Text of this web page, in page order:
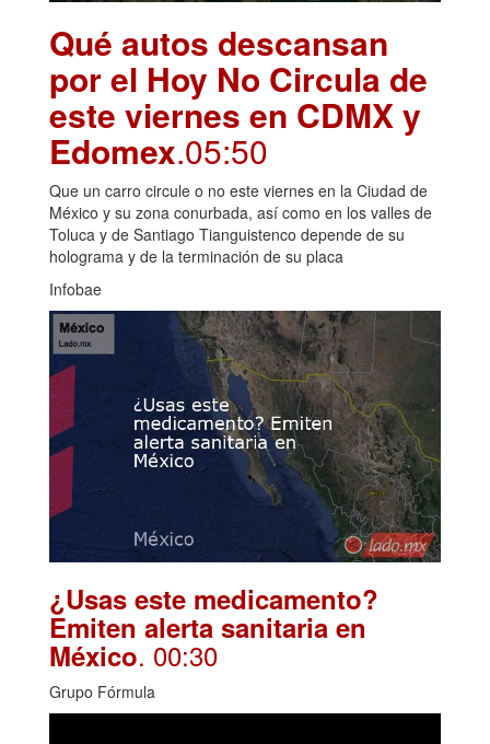
Qué autos descansan
por el Hoy No Circula de
este viernes en CDMX y
Edomex.05:50
Que un carro circule o no este viernes en la Ciudad de
México y su zona conurbada, así como en los valles de
Toluca y de Santiago Tianguistenco depende de su
holograma y de la terminación de su placa
Infobae
¿Usas este medicamento?
Emiten alerta sanitaria en
México. 00:30
Grupo Fórmula